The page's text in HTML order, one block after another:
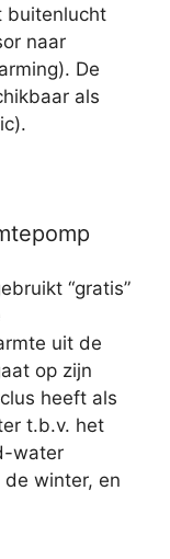
buitenlucht
naar
De
als
“gratis”
uit de
op zijn
heeft als
t.b.v. het
water
winter, en